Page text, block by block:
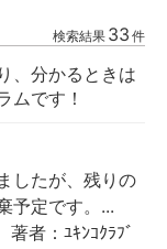
検索結果 33 件
、分かるときは
ムです！
したが、残りの
予定です。...
著者：ﾕｷﾝｺｸﾗﾌﾞ